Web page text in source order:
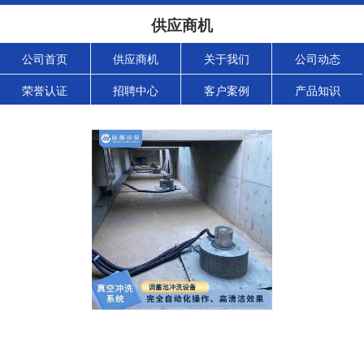
供应商机
公司首页 供应商机 关于我们 公司动态
荣誉认证 招聘中心 客户案例 产品知识